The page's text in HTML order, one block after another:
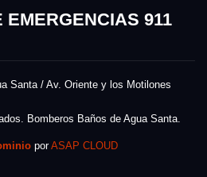
EMERGENCIAS 911
Santa / Av. Oriente y los Motilones
Bomberos Baños de Agua Santa.
porASAP CLOUD